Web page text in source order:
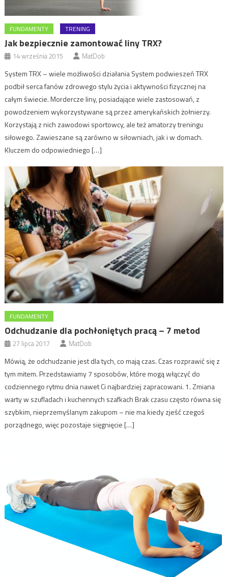
FUNDAMENTY TRENING
Jak bezpiecznie zamontować liny TRX?
14 września 2015 MatDob
System TRX – wiele możliwości działania System podwieszeń TRX
podbił serca fanów zdrowego stylu życia i aktywności fizycznej na
całym świecie. Mordercze liny, posiadające wiele zastosowań, z
powodzeniem wykorzystywane są przez amerykańskich żołnierzy.
Korzystają z nich zawodowi sportowcy, ale też amatorzy treningu
siłowego. Zawieszane są zarówno w siłowniach, jak i w domach.
Kluczem do odpowiedniego […]
FUNDAMENTY
Odchudzanie dla pochłoniętych pracą – 7 metod
27 lipca 2017 MatDob
Mówią, że odchudzanie jest dla tych, co mają czas. Czas rozprawić się z
tym mitem. Przedstawiamy 7 sposobów, które mogą włączyć do
codziennego rytmu dnia nawet Ci najbardziej zapracowani. 1. Zmiana
warty w szufladach i kuchennych szafkach Brak czasu często równa się
szybkim, nieprzemyślanym zakupom – nie ma kiedy zjeść czegoś
porządnego, więc pozostaje sięgnięcie […]